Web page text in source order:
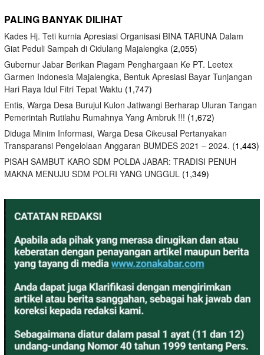
PALING BANYAK DILIHAT
Kades Hj. Teti kurnia Apresiasi Organisasi BINA TARUNA Dalam
Giat Peduli Sampah di Cidulang Majalengka (2,055)
Gubernur Jabar Berikan Piagam Penghargaan Ke PT. Leetex
Garmen Indonesia Majalengka, Bentuk Apresiasi Bayar Tunjangan
Hari Raya Idul Fitri Tepat Waktu (1,747)
Entis, Warga Desa Burujul Kulon Jatiwangi Berharap Uluran Tangan
Pemerintah Rutilahu Rumahnya Yang Ambruk !!! (1,672)
Diduga Minim Informasi, Warga Desa Cikeusal Pertanyakan
Transparansi Pengelolaan Anggaran BUMDES 2021 – 2024. (1,443)
PISAH SAMBUT KARO SDM POLDA JABAR: TRADISI PENUH
MAKNA MENUJU SDM POLRI YANG UNGGUL (1,349)